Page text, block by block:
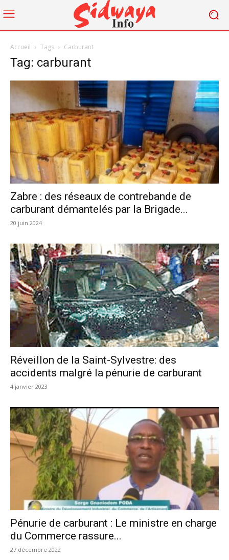
Accueil Tags Carburant
Tag: carburant
Zabre : des réseaux de contrebande de
carburant démantelés par la Brigade...
20 juin 2024
Réveillon de la Saint-Sylvestre: des
accidents malgré la pénurie de carburant
4 janvier 2023
Pénurie de carburant : Le ministre en charge
du Commerce rassure...
27 décembre 2022